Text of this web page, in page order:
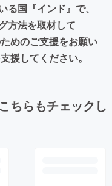
国『インド』で、
方法を取材して
めのご支援をお願い
援してください。
ちらもチェックし